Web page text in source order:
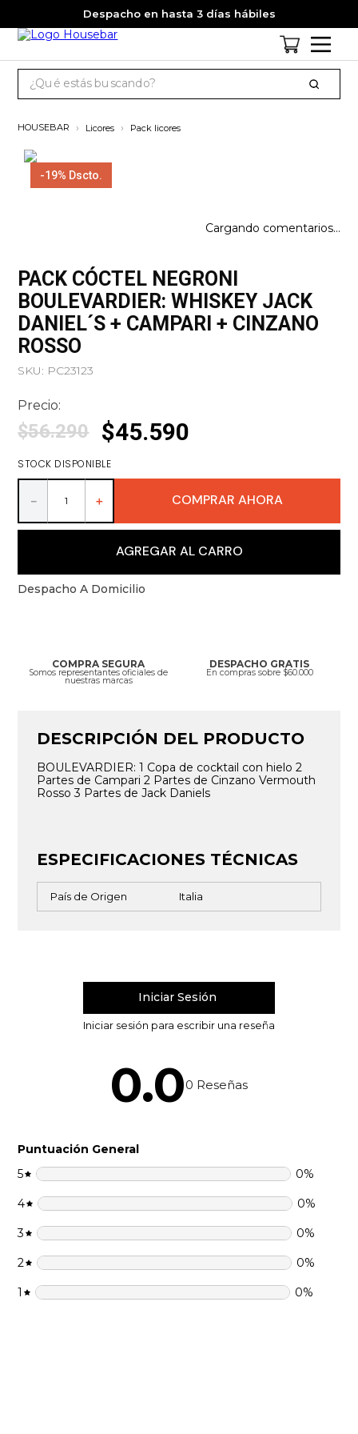
Despacho en hasta 3 días hábiles
Licores Pack licores
-19% Dscto.
Cargando comentarios…
Escribe un comentario
PACK CÓCTEL NEGRONI
BOULEVARDIER: WHISKEY JACK
DANIEL´S + CAMPARI + CINZANO
ROSSO
SKU: PC23123
Precio:
$56.290 $45.590
STOCK DISPONIBLE
＋
－ COMPRAR AHORA
AGREGAR AL CARRO
Despacho A Domicilio
COMPRA SEGURA
Somos representantes oficiales de
nuestras marcas
DESPACHO GRATIS
En compras sobre $60.000
DESCRIPCIÓN DEL PRODUCTO
BOULEVARDIER: 1 Copa de cocktail con hielo 2
Partes de Campari 2 Partes de Cinzano Vermouth
Rosso 3 Partes de Jack Daniels
ESPECIFICACIONES TÉCNICAS
País de Origen Italia
0.00 Reseñas
Puntuación General
5
0%
4 0%
3 0%
2 0%
1 0%